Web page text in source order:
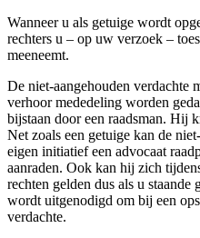
Wanneer u als getuige wordt
rechters u – op uw verzoek –
meeneemt.
De niet-aangehouden verdachte
verhoor mededeling worden
bijstaan door een raadsman. Hij
Net zoals een getuige kan de
eigen initiatief een advocaat
aanraden. Ook kan hij zich
rechten gelden dus als u
wordt uitgenodigd om bij een
verdachte.